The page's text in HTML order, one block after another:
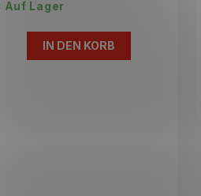
Auf Lager
IN DEN KORB